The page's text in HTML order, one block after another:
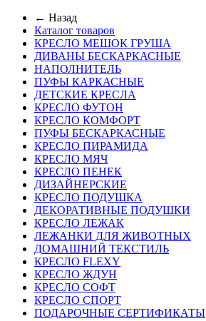
← Назад
Каталог товаров
КРЕСЛО МЕШОК ГРУША
ДИВАНЫ БЕСКАРКАСНЫЕ
НАПОЛНИТЕЛЬ
ПУФЫ КАРКАСНЫЕ
ДЕТСКИЕ КРЕСЛА
КРЕСЛО ФУТОН
КРЕСЛО КОМФОРТ
ПУФЫ БЕСКАРКАСНЫЕ
КРЕСЛО ПИРАМИДА
КРЕСЛО МЯЧ
КРЕСЛО ПЕНЕК
ДИЗАЙНЕРСКИЕ
КРЕСЛО ПОДУШКА
ДЕКОРАТИВНЫЕ ПОДУШКИ
КРЕСЛО ЛЕЖАК
ЛЕЖАНКИ ДЛЯ ЖИВОТНЫХ
ДОМАШНИЙ ТЕКСТИЛЬ
КРЕСЛО FLEXY
КРЕСЛО ЖДУН
КРЕСЛО СОФТ
КРЕСЛО СПОРТ
ПОДАРОЧНЫЕ СЕРТИФИКАТЫ